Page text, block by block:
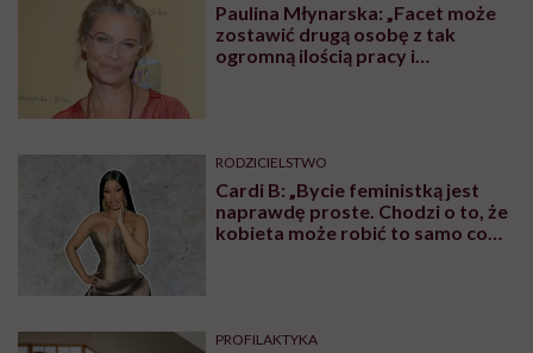
Paulina Młynarska: „Facet może
zostawić drugą osobę z tak
ogromną ilością pracy i
RODZICIELSTWO
Cardi B: „Bycie feministką jest
naprawdę proste. Chodzi o to, że
kobieta może robić to samo co
PROFILAKTYKA